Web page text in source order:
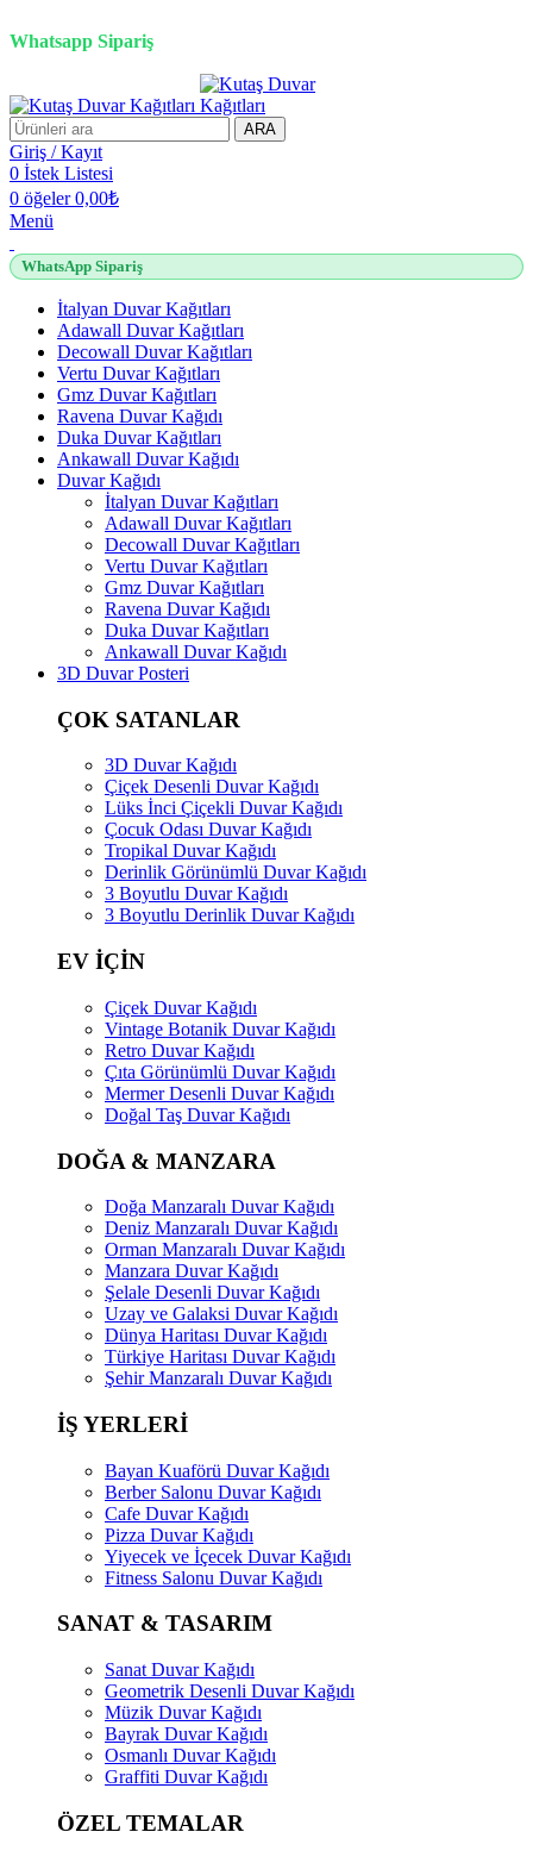
Whatsapp Sipariş
ARA
Giriş / Kayıt
0 İstek Listesi
0 öğeler 0,00₺
Menü
WhatsApp Sipariş
İtalyan Duvar Kağıtları
Adawall Duvar Kağıtları
Decowall Duvar Kağıtları
Vertu Duvar Kağıtları
Gmz Duvar Kağıtları
Ravena Duvar Kağıdı
Duka Duvar Kağıtları
Ankawall Duvar Kağıdı
Duvar Kağıdı
İtalyan Duvar Kağıtları
Adawall Duvar Kağıtları
Decowall Duvar Kağıtları
Vertu Duvar Kağıtları
Gmz Duvar Kağıtları
Ravena Duvar Kağıdı
Duka Duvar Kağıtları
Ankawall Duvar Kağıdı
3D Duvar Posteri
ÇOK SATANLAR
3D Duvar Kağıdı
Çiçek Desenli Duvar Kağıdı
Lüks İnci Çiçekli Duvar Kağıdı
Çocuk Odası Duvar Kağıdı
Tropikal Duvar Kağıdı
Derinlik Görünümlü Duvar Kağıdı
3 Boyutlu Duvar Kağıdı
3 Boyutlu Derinlik Duvar Kağıdı
EV İÇİN
Çiçek Duvar Kağıdı
Vintage Botanik Duvar Kağıdı
Retro Duvar Kağıdı
Çıta Görünümlü Duvar Kağıdı
Mermer Desenli Duvar Kağıdı
Doğal Taş Duvar Kağıdı
DOĞA & MANZARA
Doğa Manzaralı Duvar Kağıdı
Deniz Manzaralı Duvar Kağıdı
Orman Manzaralı Duvar Kağıdı
Manzara Duvar Kağıdı
Şelale Desenli Duvar Kağıdı
Uzay ve Galaksi Duvar Kağıdı
Dünya Haritası Duvar Kağıdı
Türkiye Haritası Duvar Kağıdı
Şehir Manzaralı Duvar Kağıdı
İŞ YERLERİ
Bayan Kuaförü Duvar Kağıdı
Berber Salonu Duvar Kağıdı
Cafe Duvar Kağıdı
Pizza Duvar Kağıdı
Yiyecek ve İçecek Duvar Kağıdı
Fitness Salonu Duvar Kağıdı
SANAT & TASARIM
Sanat Duvar Kağıdı
Geometrik Desenli Duvar Kağıdı
Müzik Duvar Kağıdı
Bayrak Duvar Kağıdı
Osmanlı Duvar Kağıdı
Graffiti Duvar Kağıdı
ÖZEL TEMALAR